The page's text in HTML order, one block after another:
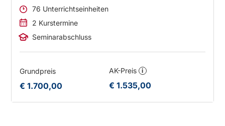
76 Unterrichtseinheiten
2 Kurstermine
Seminarabschluss
Grundpreis
€ 1.700,00
AK-Preis i
€ 1.535,00